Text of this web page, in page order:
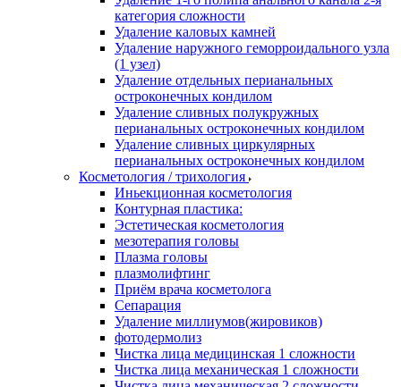
категория сложности
Удаление каловых камней
Удаление наружного геморроидального узла
(1 узел)
Удаление отдельных перианальных
остроконечных кондилом
Удаление сливных полукружных
перианальных остроконечных кондилом
Удаление сливных циркулярных
перианальных остроконечных кондилом
Косметология / трихология
Иньекционная косметология
Контурная пластика:
Эстетическая косметология
мезотерапия головы
Плазма головы
плазмолифтинг
Приём врача косметолога
Сепарация
Удаление миллиумов(жировиков)
фотодермолиз
Чистка лица медицинская 1 сложности
Чистка лица механическая 1 сложности